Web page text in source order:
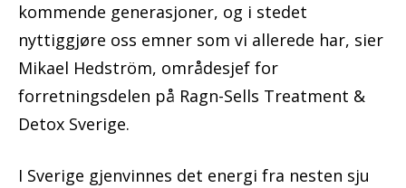
kommende generasjoner, og i stedet
nyttiggjøre oss emner som vi allerede har, sier
Mikael Hedström, områdesjef for
forretningsdelen på Ragn-Sells Treatment &
Detox Sverige.
I Sverige gjenvinnes det energi fra nesten sju